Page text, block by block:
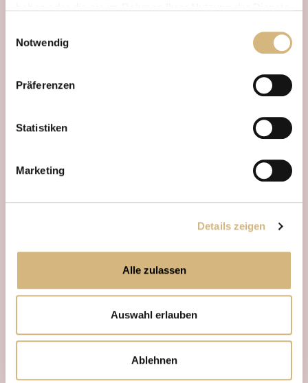
und im
mehr darüber, wer wir sind, wie Sie uns
kontaktieren können und wie wir personenbezogene
Notwendig
Präferenzen
Statistiken
Marketing
Details zeigen
Alle zulassen
Auswahl erlauben
Ablehnen
INDIVIDUELL UND KOSTENFREI
Beratungstermin